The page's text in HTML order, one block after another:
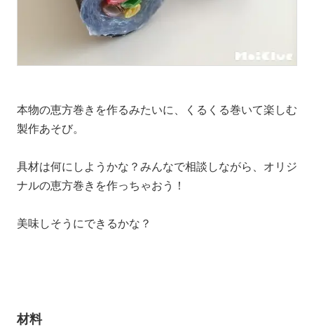
本物の恵方巻きを作るみたいに、くるくる巻いて楽しむ
製作あそび。
具材は何にしようかな？みんなで相談しながら、オリジ
ナルの恵方巻きを作っちゃおう！
美味しそうにできるかな？
材料